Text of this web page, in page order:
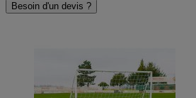
Besoin d'un devis ?